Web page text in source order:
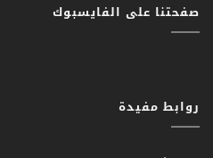
صفحتنا على الفايسبوك
روابط مفيدة